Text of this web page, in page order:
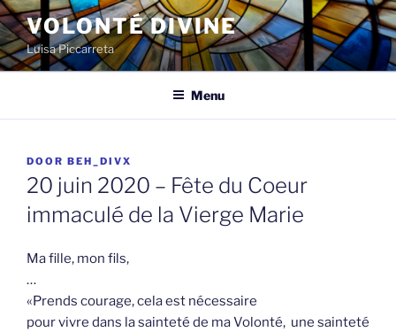
Spring
naar
de
inhoud
VOLONTÉ DIVINE
Luisa Piccarreta
Menu
GEPLAATST
OP
DOOR BEH_DIVX
20 juin 2020 – Fête du Coeur
immaculé de la Vierge Marie
Ma fille, mon fils,
…
«Prends courage, cela est nécessaire
pour vivre dans la sainteté de ma Volonté, une sainteté